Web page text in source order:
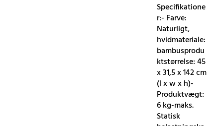
Specifikatione
r:- Farve:
Naturligt,
hvidmateriale:
bambusprodu
ktstørrelse: 45
x 31,5 x 142 cm
(l x w x h)-
Produktvægt:
6 kg-maks.
Statisk